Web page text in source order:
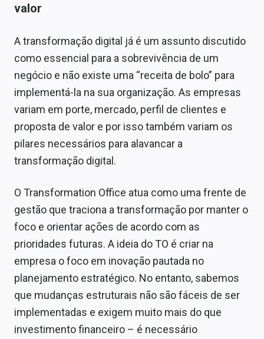
valor
A transformação digital já é um assunto discutido
como essencial para a sobrevivência de um
negócio e não existe uma “receita de bolo” para
implementá-la na sua organização. As empresas
variam em porte, mercado, perfil de clientes e
proposta de valor e por isso também variam os
pilares necessários para alavancar a
transformação digital.
O Transformation Office atua como uma frente de
gestão que traciona a transformação por manter o
foco e orientar ações de acordo com as
prioridades futuras. A ideia do TO é criar na
empresa o foco em inovação pautada no
planejamento estratégico. No entanto, sabemos
que mudanças estruturais não são fáceis de ser
implementadas e exigem muito mais do que
investimento financeiro – é necessário